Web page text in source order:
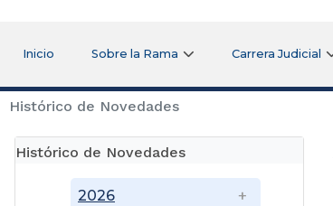
Inicio Sobre la Rama Carrera Judicial
Histórico de Novedades
Histórico de Novedades
2026